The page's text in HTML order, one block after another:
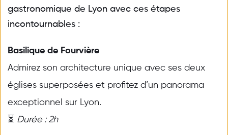
gastronomique de Lyon avec ces étapes
incontournables :
Basilique de Fourvière
Admirez son architecture unique avec ses deux
églises superposées et profitez d’un panorama
exceptionnel sur Lyon.
⏳ Durée : 2h